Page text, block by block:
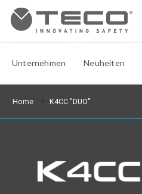
Unternehmen Neuheiten
Home K4CC "DUO"